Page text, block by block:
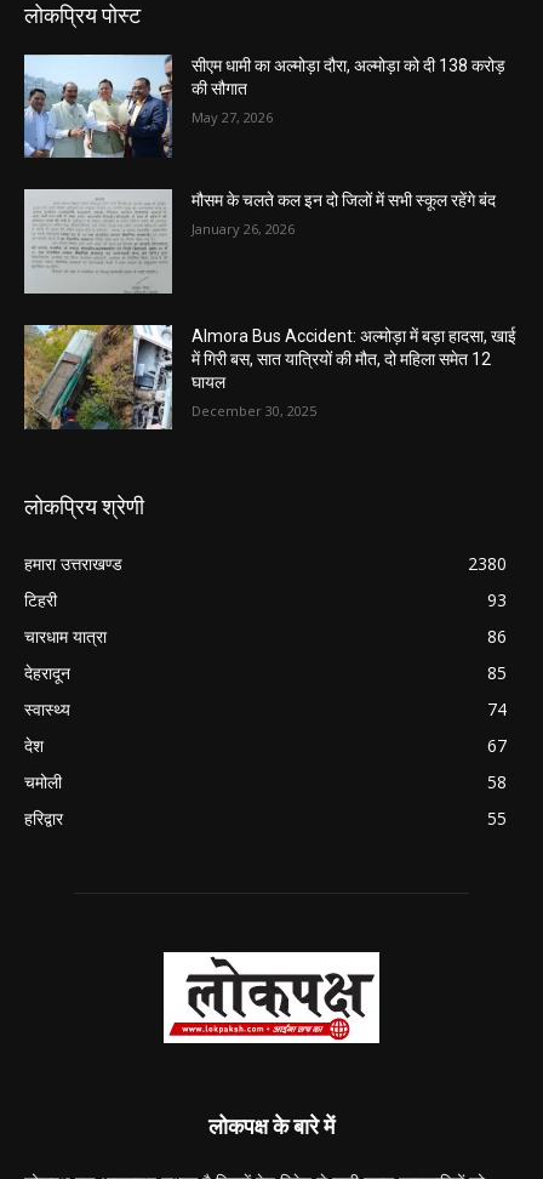
लोकप्रिय पोस्ट
सीएम धामी का अल्मोड़ा दौरा, अल्मोड़ा को दी 138 करोड़
की सौगात
May 27, 2026
मौसम के चलते कल इन दो जिलों में सभी स्कूल रहेंगे बंद
January 26, 2026
Almora Bus Accident: अल्मोड़ा में बड़ा हादसा, खाई
में गिरी बस, सात यात्रियों की मौत, दो महिला समेत 12
घायल
December 30, 2025
लोकप्रिय श्रेणी
हमारा उत्तराखण्ड
2380
टिहरी
93
चारधाम यात्रा
86
देहरादून
85
स्वास्थ्य
74
देश
67
चमोली
58
हरिद्वार
55
लोकपक्ष के बारे में